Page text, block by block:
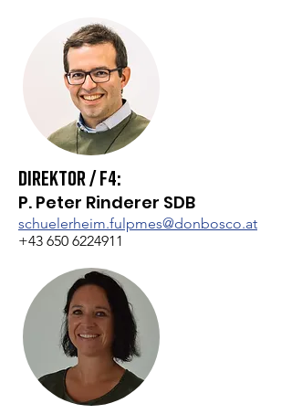
Direktor / F4:
P. Peter Rinderer SDB
schuelerheim.fulpmes@donbosco.at
+43 650 6224911